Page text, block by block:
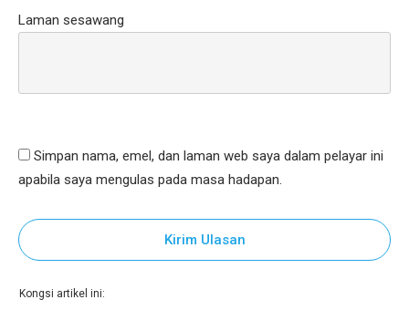
Laman sesawang
Simpan nama, emel, dan laman web saya dalam pelayar ini
apabila saya mengulas pada masa hadapan.
Kirim Ulasan
Kongsi artikel ini: